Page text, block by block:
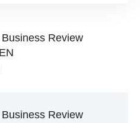
Review
Review